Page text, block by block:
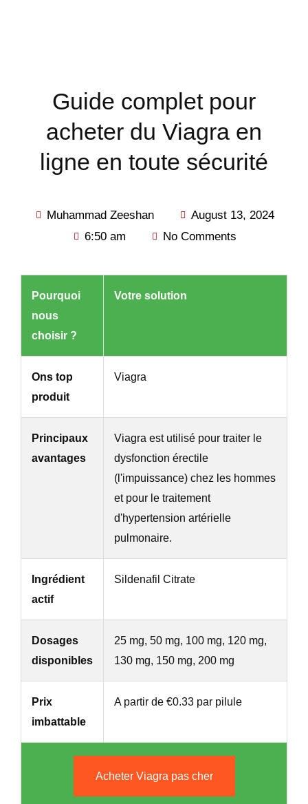
Guide complet pour
acheter du Viagra en
ligne en toute sécurité
Muhammad Zeeshan
August 13, 2024
6:50 am
No Comments
Pourquoi
nous
choisir ?
Votre solution
Ons top
produit
Viagra
Principaux
avantages
Viagra est utilisé pour traiter le
dysfonction érectile
(l'impuissance) chez les hommes
et pour le traitement
d'hypertension artérielle
pulmonaire.
Ingrédient
actif
Sildenafil Citrate
Dosages
disponibles
25 mg, 50 mg, 100 mg, 120 mg,
130 mg, 150 mg, 200 mg
Prix
imbattable
A partir de €0.33 par pilule
Acheter Viagra pas cher